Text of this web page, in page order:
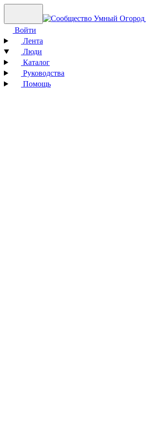
Войти
Лента
Люди
Каталог
Руководства
Помощь